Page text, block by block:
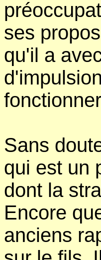
ses
qu'il a
Sans
qui est un
dont la
Encore
anciens